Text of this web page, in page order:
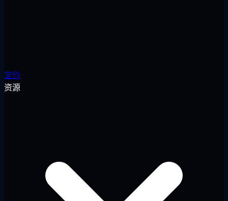
定价
资源